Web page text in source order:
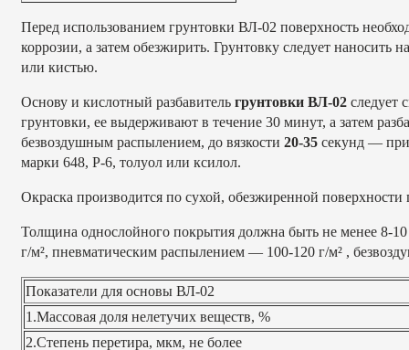
Перед использованием грунтовки ВЛ-02 поверхность
коррозии, а затем обезжирить. Грунтовку следует
или кистью.
Основу и кислотный разбавитель грунтовки ВЛ-02 следует
грунтовки, ее выдерживают в течение 30 минут, а затем
безвоздушным распылением, до вязкости 20-35 секунд — при
марки 648, Р-6, толуол или ксилол.
Окраска производится по сухой, обезжиренной
Толщина однослойного покрытия должна быть не менее 8-
г/м², пневматическим распылением — 100-120 г/м² ,
Показатели для основы ВЛ-02
1.Массовая доля нелетучих веществ, %
2.Степень перетира, мкм, не более